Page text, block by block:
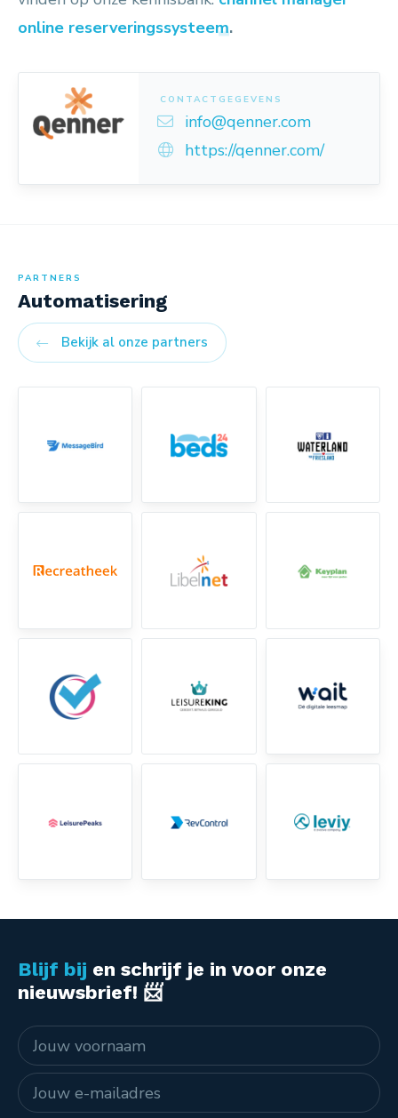
online reserveringssysteem.
CONTACTGEGEVENS
info@qenner.com
https://qenner.com/
PARTNERS
Automatisering
Bekijk al onze partners
Blijf bij en schrijf je in voor onze
nieuwsbrief! 📨
Naam
E-mailadres